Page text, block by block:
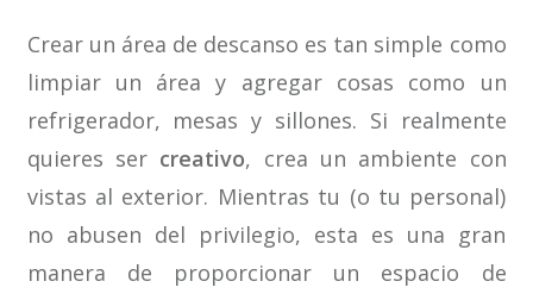
Crear un área de descanso es tan simple como
limpiar un área y agregar cosas como un
refrigerador, mesas y sillones. Si realmente
quieres ser creativo, crea un ambiente con
vistas al exterior. Mientras tu (o tu personal)
no abusen del privilegio, esta es una gran
manera de proporcionar un espacio de